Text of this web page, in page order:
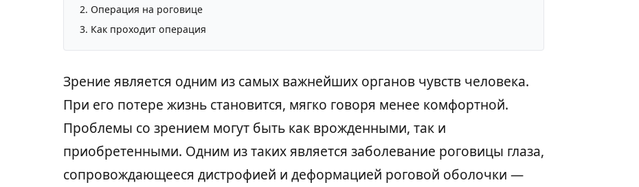
Операция на роговице
Как проходит операция
Зрение является одним из самых важнейших органов чувств человека.
При его потере жизнь становится, мягко говоря менее комфортной.
Проблемы со зрением могут быть как врожденными, так и
приобретенными. Одним из таких является заболевание роговицы глаза,
сопровождающееся дистрофией и деформацией роговой оболочки —